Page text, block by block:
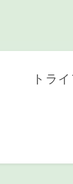
トラ